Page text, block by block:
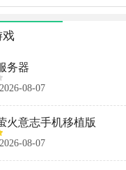
戏
务器
2026-08-07
火意志手机移植版
2026-08-07